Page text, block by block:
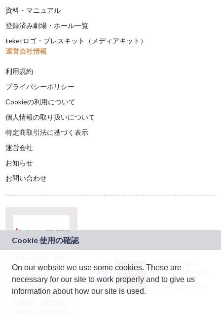
資料・マニュアル
登録済み劇場・ホール一覧
teketロゴ・プレスキット（メディアキット）
運営会社情報
利用規約
プライバシーポリシー
Cookieの利用について
個人情報の取り扱いについて
特定商取引法に基づく表示
運営会社
お知らせ
お問い合わせ
ドコモグループの新
規事業創出プログラ
ム「docomo
STARTUP」を通じて
JASRAC許諾番号：
9024936001Y45037
JASRAC許諾番号：
On our website we use some cookies. These are
necessary for our site to work properly and to give us
information about how our site is used.